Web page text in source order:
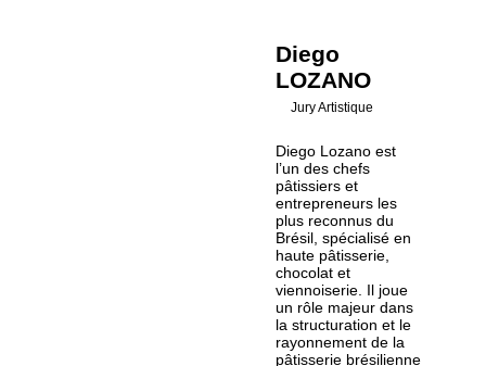
Diego
LOZANO
Jury Artistique
Diego Lozano est
l’un des chefs
pâtissiers et
entrepreneurs les
plus reconnus du
Brésil, spécialisé en
haute pâtisserie,
chocolat et
viennoiserie. Il joue
un rôle majeur dans
la structuration et le
rayonnement de la
pâtisserie brésilienne